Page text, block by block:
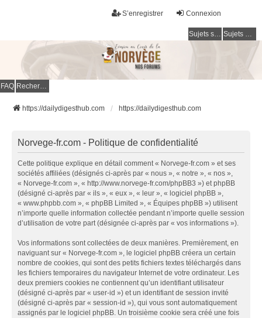
Connexion
S’enregistrer
Sujets sans réponse Sujets actifs
FAQ Rechercher
https://dailydigesthub.com https://dailydigesthub.com
Norvege-fr.com - Politique de confidentialité
Cette politique explique en détail comment « Norvege-fr.com » et ses
sociétés affiliées (désignés ci-après par « nous », « notre », « nos »,
« Norvege-fr.com », « http://www.norvege-fr.com/phpBB3 ») et phpBB
(désigné ci-après par « ils », « eux », « leur », « logiciel phpBB »,
« www.phpbb.com », « phpBB Limited », « Équipes phpBB ») utilisent
n’importe quelle information collectée pendant n’importe quelle session
d’utilisation de votre part (désignée ci-après par « vos informations »).
Vos informations sont collectées de deux manières. Premièrement, en
naviguant sur « Norvege-fr.com », le logiciel phpBB créera un certain
nombre de cookies, qui sont des petits fichiers textes téléchargés dans
les fichiers temporaires du navigateur Internet de votre ordinateur. Les
deux premiers cookies ne contiennent qu’un identifiant utilisateur
(désigné ci-après par « user-id ») et un identifiant de session invité
(désigné ci-après par « session-id »), qui vous sont automatiquement
assignés par le logiciel phpBB. Un troisième cookie sera créé une fois